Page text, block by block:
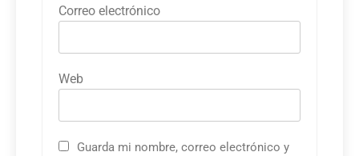
Correo electrónico
Web
Guarda mi nombre, correo electrónico y